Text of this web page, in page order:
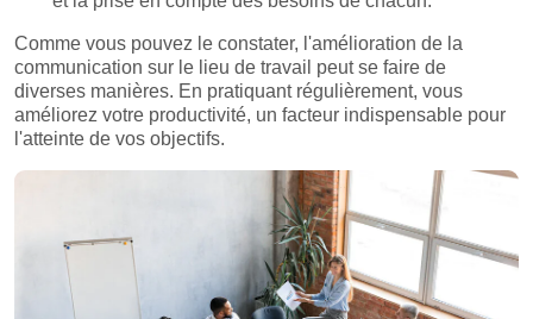
Comme vous pouvez le constater, l'amélioration de la
communication sur le lieu de travail peut se faire de
diverses manières. En pratiquant régulièrement, vous
améliorez votre productivité, un facteur indispensable pour
l'atteinte de vos objectifs.